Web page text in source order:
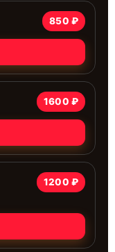
850 ₽
1600 ₽
1200 ₽